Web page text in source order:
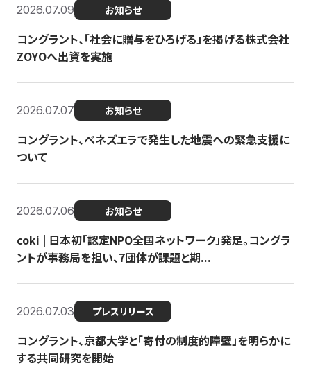
2026.07.09 お知らせ
コングラント、「社会に贈与をひろげる」を掲げる株式会社
ZOYOへ出資を実施
2026.07.07 お知らせ
コングラント、ベネズエラで発生した地震への緊急支援に
ついて
2026.07.06 お知らせ
coki | 日本初「認定NPO全国ネットワーク」発足。コングラ
ントが事務局を担い、7団体が課題と期...
2026.07.03 プレスリリース
コングラント、京都大学と「寄付の制度的障壁」を明らかに
する共同研究を開始